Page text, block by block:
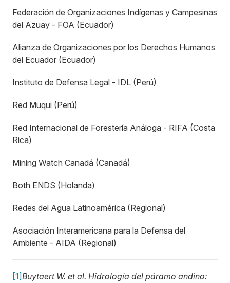
Federación de Organizaciones Indígenas y Campesinas
del Azuay - FOA (Ecuador)
Alianza de Organizaciones por los Derechos Humanos
del Ecuador (Ecuador)
Instituto de Defensa Legal - IDL (Perú)
Red Muqui (Perú)
Red Internacional de Forestería Análoga - RIFA (Costa
Rica)
Mining Watch Canadá (Canadá)
Both ENDS (Holanda)
Redes del Agua Latinoamérica (Regional)
Asociación Interamericana para la Defensa del
Ambiente - AIDA (Regional)
[1]Buytaert W. et al. Hidrología del páramo andino: